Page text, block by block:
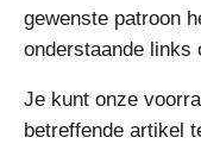
gewenste patroon
onderstaande links
Je kunt onze
betreffende artikel